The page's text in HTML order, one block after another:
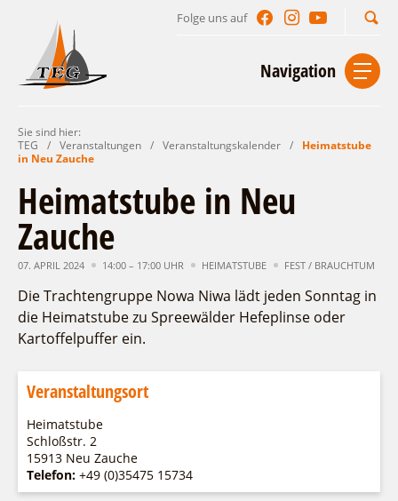
Folge uns auf
Navigation
Start Kontakt
Urlaub im Leichhardt Land
Reisegebiet
Lieblingsorte
Freizeit und Erholung
Auf & im Wasser
Per Rad
Zu Fuß
Einkaufen
Sehenswertes
Naturlehrpfad Ludwig Leichhardt
Buchbare Angebote
Gruppen
Fremdenverkehrsvereine
Ludwig Leichhardt
Kahnfahrten
Fahrgastschiff
Unterkünfte finden
Gastgeberverzeichnis
Gastronomie
Camping
Ferienhaus- und Campingpark „Ludwig
Leichhardt“
Spreewälder Seecamping
Campingplatz Jessern
Veranstaltungen
Veranstaltungshöhepunkte
Wirtschaftsförderung
Regionalentwicklung
SPOT
Service
Sie sind hier:
TEG
/ Veranstaltungen / Veranstaltungskalender /
Heimatstube
in Neu Zauche
Heimatstube in Neu
Zauche
07. APRIL 2024 14:00 – 17:00 UHR HEIMATSTUBE FEST / BRAUCHTUM
Die Trachtengruppe Nowa Niwa lädt jeden Sonntag in
die Heimatstube zu Spreewälder Hefeplinse oder
Kartoffelpuffer ein.
Veranstaltungsort
Heimatstube
Schloßstr. 2
15913 Neu Zauche
Telefon: +49 (0)35475 15734